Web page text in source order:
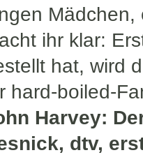
Mädchen,
ihr klar:
hat, wird
hard-boiled-
Harvey:
dtv,